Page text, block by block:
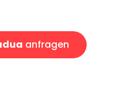
anfragen